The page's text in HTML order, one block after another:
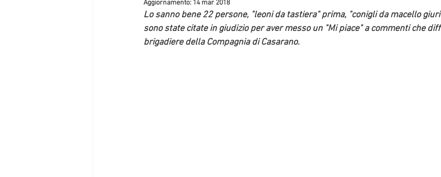
Aggiornamento: 14 mar 2018
Lo sanno bene 22 persone, "leoni da tastiera" prima, "conigli da macello
sono state citate in giudizio per aver messo un "Mi piace" a commenti che
brigadiere della Compagnia di Casarano.